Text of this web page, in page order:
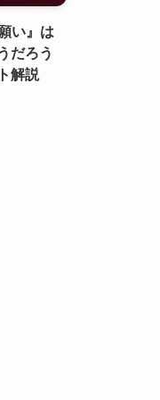
い』は
だろう
解説